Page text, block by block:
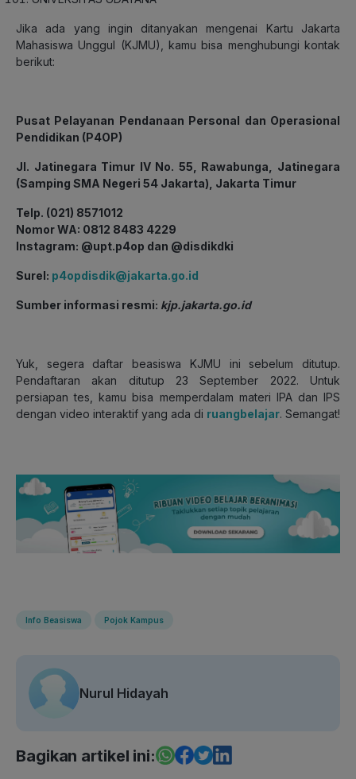
Jika ada yang ingin ditanyakan mengenai Kartu Jakarta
Mahasiswa Unggul (KJMU), kamu bisa menghubungi kontak
berikut:
Pusat Pelayanan Pendanaan Personal dan Operasional
Pendidikan (P4OP)
Jl. Jatinegara Timur IV No. 55, Rawabunga, Jatinegara
(Samping SMA Negeri 54 Jakarta), Jakarta Timur
Telp. (021) 8571012
Nomor WA: 0812 8483 4229
Instagram: @upt.p4op dan @disdikdki
Surel: p4opdisdik@jakarta.go.id
Sumber informasi resmi: kjp.jakarta.go.id
Yuk, segera daftar beasiswa KJMU ini sebelum ditutup.
Pendaftaran akan ditutup 23 September 2022. Untuk
persiapan tes, kamu bisa memperdalam materi IPA dan IPS
dengan video interaktif yang ada di ruangbelajar. Semangat!
Info Beasiswa Pojok Kampus
Nurul Hidayah
Bagikan artikel ini: